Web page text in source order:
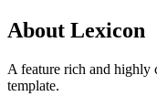
About Lexicon
A feature rich and highly
template.